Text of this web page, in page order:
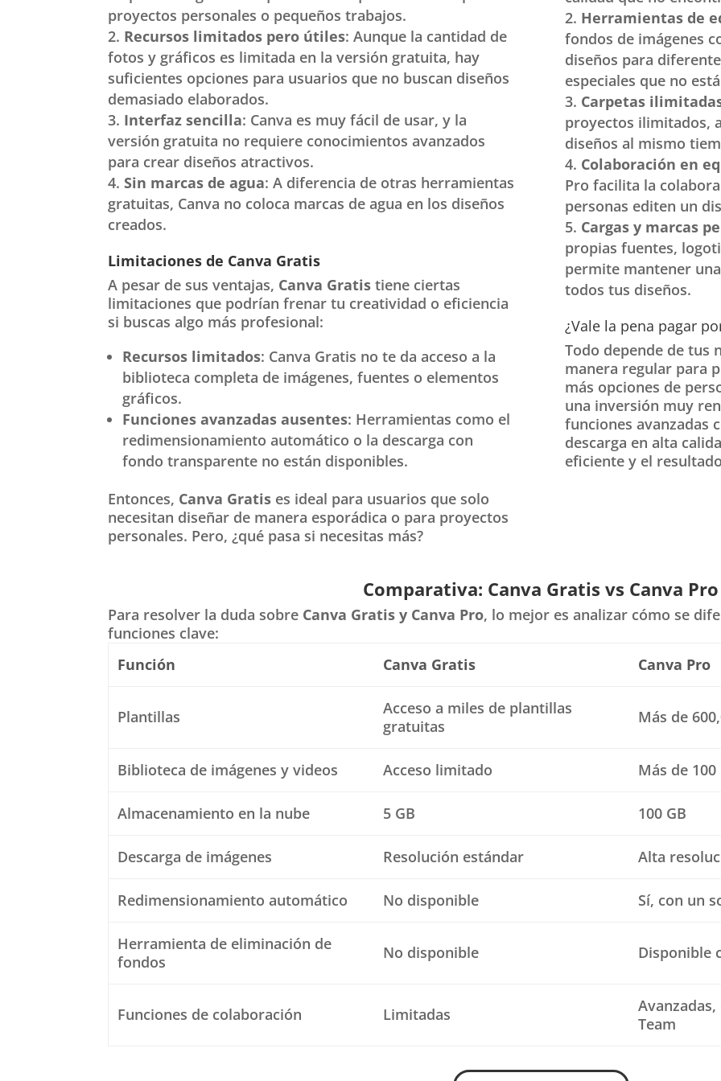
proyectos personales o pequeños trabajos.
Recursos limitados pero útiles: Aunque la cantidad de
fotos y gráficos es limitada en la versión gratuita, hay
suficientes opciones para usuarios que no buscan diseños
demasiado elaborados.
Interfaz sencilla: Canva es muy fácil de usar, y la
versión gratuita no requiere conocimientos avanzados
para crear diseños atractivos.
Sin marcas de agua: A diferencia de otras herramientas
gratuitas, Canva no coloca marcas de agua en los diseños
creados.
Limitaciones de Canva Gratis
A pesar de sus ventajas, Canva Gratis tiene ciertas
limitaciones que podrían frenar tu creatividad o eficiencia
si buscas algo más profesional:
Recursos limitados: Canva Gratis no te da acceso a la
biblioteca completa de imágenes, fuentes o elementos
gráficos.
Funciones avanzadas ausentes: Herramientas como el
redimensionamiento automático o la descarga con
fondo transparente no están disponibles.
Entonces, Canva Gratis es ideal para usuarios que solo
necesitan diseñar de manera esporádica o para proyectos
personales. Pero, ¿qué pasa si necesitas más?
Herramientas de
fondos de imágenes
diseños para
especiales que no
Carpetas
proyectos ilimitados,
diseños al mismo
Colaboración en
Pro facilita la
personas editen un
Cargas y marcas
propias fuentes,
permite mantener
todos tus diseños.
¿Vale la pena pagar
Todo depende de tus
manera regular para
más opciones de
una inversión muy
funciones avanzadas
descarga en alta
eficiente y el
Comparativa: Canva Gratis vs Canva Pro
Para resolver la duda sobre Canva Gratis y Canva Pro, lo mejor es analizar cómo se
funciones clave:
Función
Canva Gratis Canva Pro
Plantillas
Acceso a miles de plantillas
gratuitas
Más de
Biblioteca de imágenes y videos Acceso limitado Más de
Almacenamiento en la nube 5 GB 100 GB
Descarga de imágenes Resolución estándar Alta
Redimensionamiento automático No disponible Sí, con un
Herramienta de eliminación de
fondos
No disponible Disponible
Funciones de colaboración Limitadas
Team